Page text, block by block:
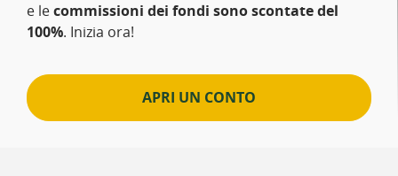
e lecommissioni dei fondi sono scontate del
100%. Inizia ora!
APRI UN CONTO